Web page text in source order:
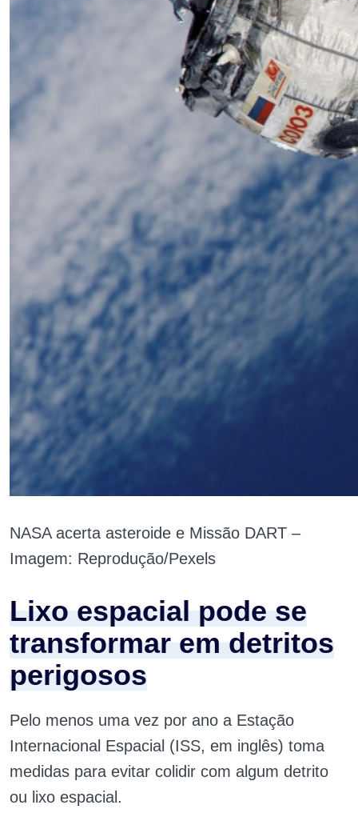
NASA acerta asteroide e Missão DART –
Imagem: Reprodução/Pexels
Lixo espacial pode se
transformar em detritos
perigosos
Pelo menos uma vez por ano a Estação
Internacional Espacial (ISS, em inglês) toma
medidas para evitar colidir com algum detrito
ou lixo espacial.